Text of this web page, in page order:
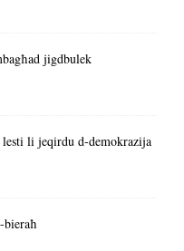
jigdbulek
li jeqirdu d-demokrazija